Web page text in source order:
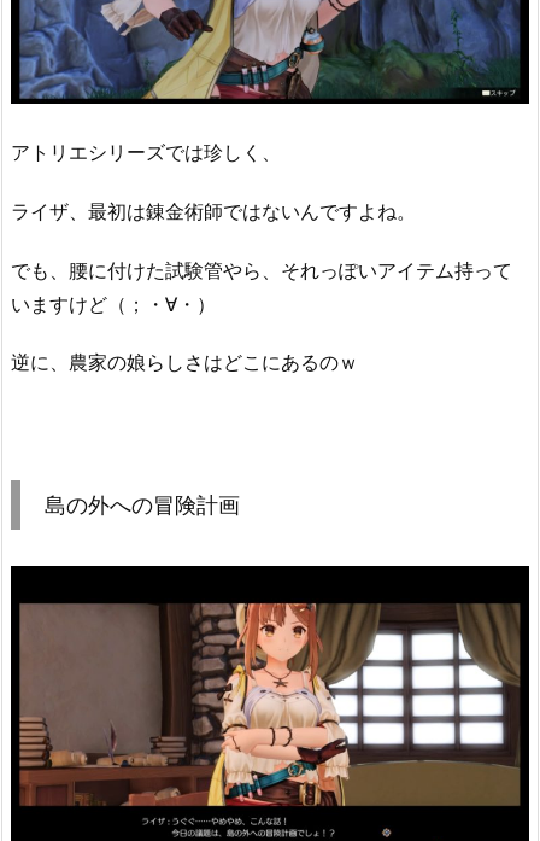
アトリエシリーズでは珍しく、
ライザ、最初は錬金術師ではないんですよね。
でも、腰に付けた試験管やら、それっぽいアイテム持って
いますけど（；・∀・）
逆に、農家の娘らしさはどこにあるのｗ
島の外への冒険計画